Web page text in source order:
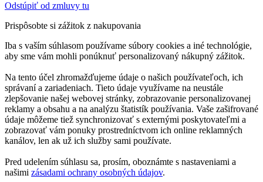
Odstúpiť od zmluvy tu
Prispôsobte si zážitok z nakupovania
Iba s vaším súhlasom používame súbory cookies a iné technológie,
aby sme vám mohli ponúknuť personalizovaný nákupný zážitok.
Na tento účel zhromažďujeme údaje o našich používateľoch, ich
správaní a zariadeniach. Tieto údaje využívame na neustále
zlepšovanie našej webovej stránky, zobrazovanie personalizovanej
reklamy a obsahu a na analýzu štatistík používania. Vaše zašifrované
údaje môžeme tiež synchronizovať s externými poskytovateľmi a
zobrazovať vám ponuky prostredníctvom ich online reklamných
kanálov, len ak už ich služby sami používate.
Pred udelením súhlasu sa, prosím, oboznámte s nastaveniami a
našimi zásadami ochrany osobných údajov.